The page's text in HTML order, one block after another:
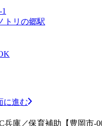
トリの郷駅
に進む
庫／保育補助【豊岡市-